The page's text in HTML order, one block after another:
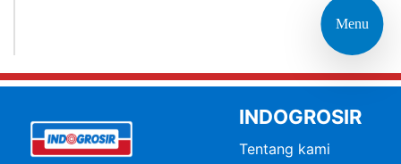
Menu
INDOGROSIR
Tentang kami